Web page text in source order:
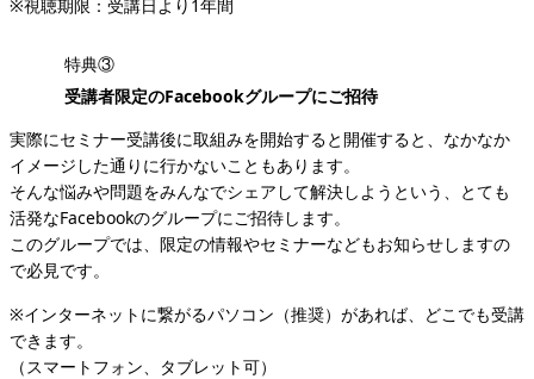
※視聴期限：受講日より1年間
特典③
受講者限定のFacebookグループにご招待
実際にセミナー受講後に取組みを開始すると開催すると、なかなか
イメージした通りに行かないこともあります。
そんな悩みや問題をみんなでシェアして解決しようという、とても
活発なFacebookのグループにご招待します。
このグループでは、限定の情報やセミナーなどもお知らせしますの
で必見です。
※インターネットに繋がるパソコン（推奨）があれば、どこでも受講
できます。
（スマートフォン、タブレット可）